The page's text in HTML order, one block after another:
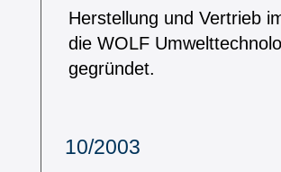
Herstellung und Vertrieb
die WOLF
gegründet.
10/2003